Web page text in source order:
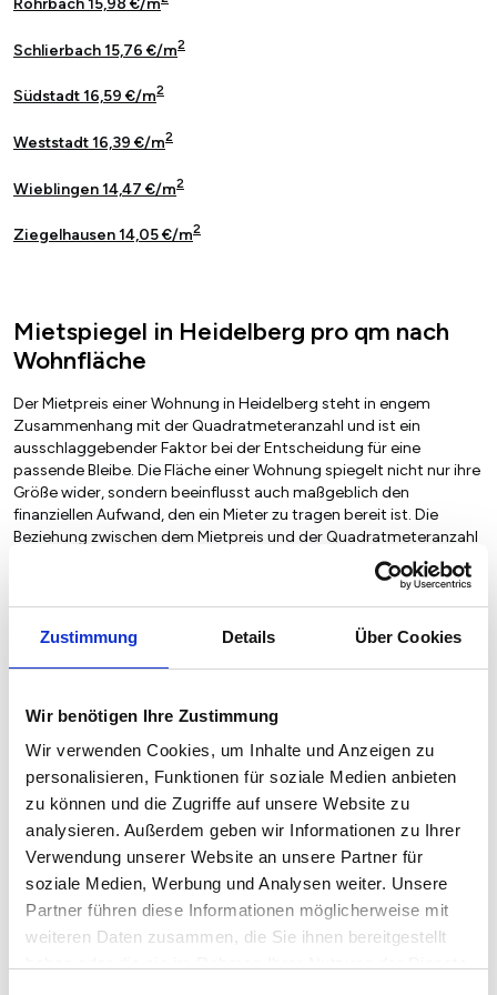
Zustimmung Details Über Cookies
Wir benötigen Ihre Zustimmung
Wir verwenden Cookies, um Inhalte und Anzeigen zu
personalisieren, Funktionen für soziale Medien anbieten
zu können und die Zugriffe auf unsere Website zu
analysieren. Außerdem geben wir Informationen zu Ihrer
Verwendung unserer Website an unsere Partner für
soziale Medien, Werbung und Analysen weiter. Unsere
Partner führen diese Informationen möglicherweise mit
weiteren Daten zusammen, die Sie ihnen bereitgestellt
Rohrbach 15,98 €/m
Schlierbach 15,76 €/m2
Südstadt 16,59 €/m2
Weststadt 16,39 €/m2
Wieblingen 14,47 €/m2
Ziegelhausen 14,05 €/m2
Mietspiegel in Heidelberg pro qm nach
Wohnfläche
Der Mietpreis einer Wohnung in Heidelberg steht in engem
Zusammenhang mit der Quadratmeteranzahl und ist ein
ausschlaggebender Faktor bei der Entscheidung für eine
passende Bleibe. Die Fläche einer Wohnung spiegelt nicht nur ihre
Größe wider, sondern beeinflusst auch maßgeblich den
finanziellen Aufwand, den ein Mieter zu tragen bereit ist. Die
Beziehung zwischen dem Mietpreis und der Quadratmeteranzahl
ist daher von großer Bedeutung für Vermieter und Mieter
17,35 €
41m2- 60m2 14,65 € 15,18 € 15,65 € 15,20 €
61m2- 90m2 14,27 € 15,04 € 15,27 € 14,62 €
Über 90m